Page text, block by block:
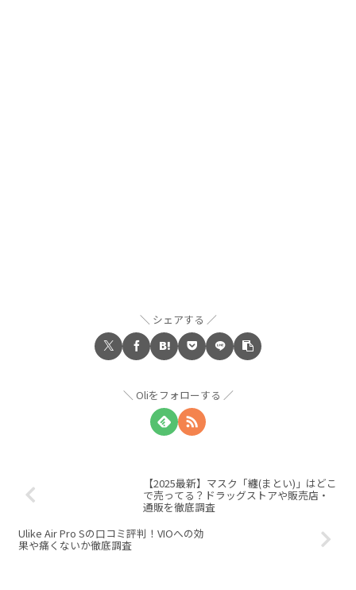
シェアする
Oliをフォローする
【2025最新】マスク「纏(まとい)」はどこ
で売ってる？ドラッグストアや販売店・
通販を徹底調査
Ulike Air Pro Sの口コミ評判！VIOへの効
果や痛くないか徹底調査